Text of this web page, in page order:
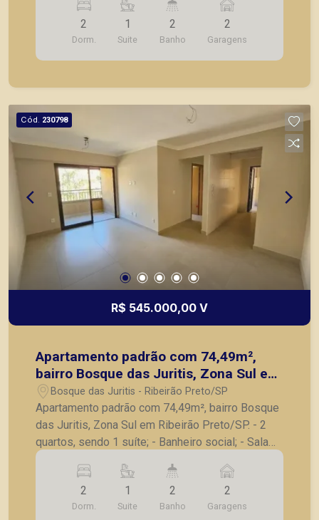
Lavanderia; - 2 vagas de garagem. Também
temos imóveis no Jardim Olhos d´Água, Nova
Aliança, Jardim Irajá, Bosque das Juritis, casas e
apartamentos próximos a mercados, farmácias,
2
Dorm.
1
Suite
2
Banho
2
Garagens
Cód. 230798
R$ 545.000,00 V
Apartamento padrão com 74,49m²,
bairro Bosque das Juritis, Zona Sul em
Ribeirão Preto/SP.
Bosque das Juritis - Ribeirão Preto/SP
Apartamento padrão com 74,49m², bairro Bosque
das Juritis, Zona Sul em Ribeirão Preto/SP. - 2
quartos, sendo 1 suíte; - Banheiro social; - Sala
para 2 ambientes; - Sacada; - Cozinha; -
Lavanderia; - 2 vagas de garagem. Também
temos imóveis no Jardim Olhos d´Água, Nova
Aliança, Jardim Irajá, Bosque das Juritis, casas e
2
Dorm.
1
Suite
2
Banho
2
Garagens